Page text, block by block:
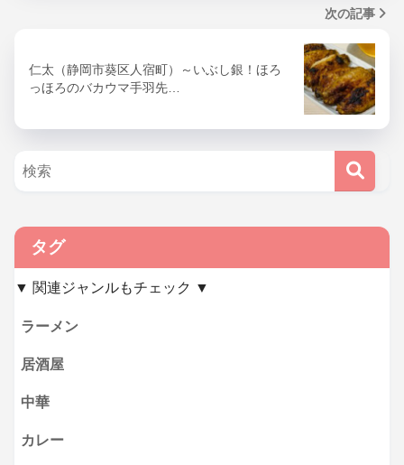
次の記事
仁太（静岡市葵区人宿町）～いぶし銀！ほろ
っほろのバカウマ手羽先…
タグ
▼ 関連ジャンルもチェック ▼
ラーメン
居酒屋
中華
カレー